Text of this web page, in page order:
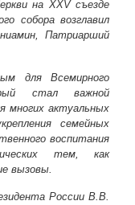
на XXV съезде
собора возглавил
Патриарший
для Всемирного
стал важной
многих актуальных
семейных
воспитания
тем, как
вызовы.
России В.В.